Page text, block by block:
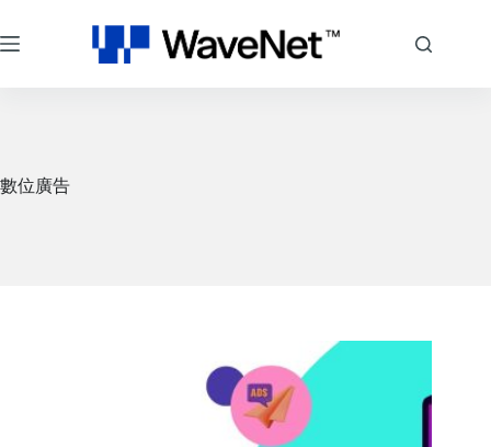
至
主
數位廣告